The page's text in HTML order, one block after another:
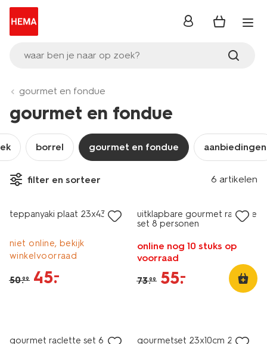
waar ben je naar op zoek?
inloggen
gourmet en fondue
gourmet en fondue
borrel gourmet en fondue aanbiedingen
filter en sorteer 6 artikelen
sale
teppanyaki plaat 23x43
niet online, bekijk
winkelvoorraad
50.99 45.
–
uitklapbare gourmet raclette
set 8 personen
online nog 10 stuks op
voorraad
73.99 55.
–
gourmet raclette set 6
gourmetset 23x10cm 2